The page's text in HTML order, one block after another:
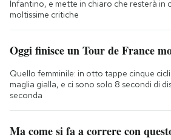
Infantino, e mette in chiaro che resterà in
moltissime critiche
Oggi finisce un Tour de France
Quello femminile: in otto tappe cinque
maglia gialla, e ci sono solo 8 secondi di
seconda
Ma come si fa a correre con